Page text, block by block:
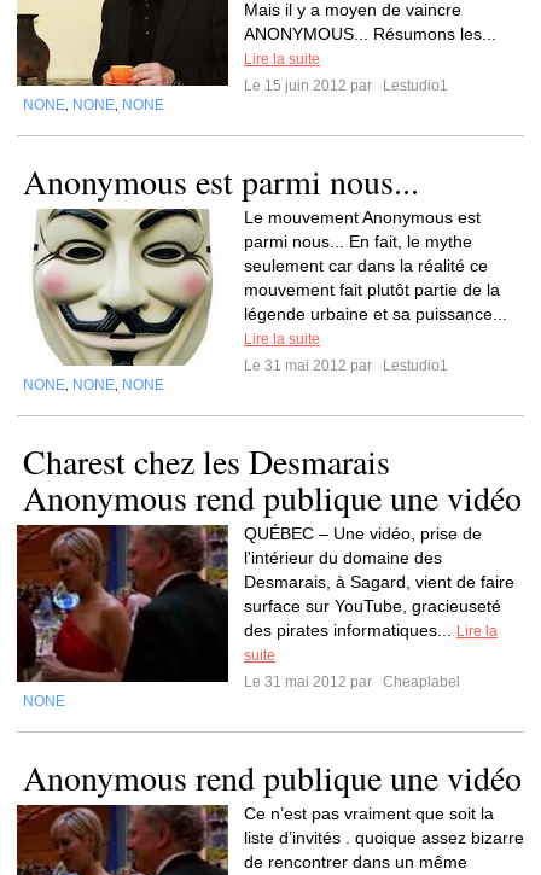
Mais il y a moyen de vaincre
ANONYMOUS... Résumons les...
Lire la suite
Le 15 juin 2012 par
Lestudio1
NONE NONE NONE
Anonymous est parmi nous...
Le mouvement Anonymous est
parmi nous... En fait, le mythe
seulement car dans la réalité ce
mouvement fait plutôt partie de la
légende urbaine et sa puissance...
Lire la suite
Le 31 mai 2012 par
Lestudio1
NONE NONE NONE
Charest chez les Desmarais
Anonymous rend publique une vidéo
QUÉBEC – Une vidéo, prise de
l'intérieur du domaine des
Desmarais, à Sagard, vient de faire
surface sur YouTube, gracieuseté
des pirates informatiques...
Lire la
suite
Le 31 mai 2012 par
Cheaplabel
NONE
Anonymous rend publique une vidéo
Ce n’est pas vraiment que soit la
liste d’invités . quoique assez bizarre
de rencontrer dans un même